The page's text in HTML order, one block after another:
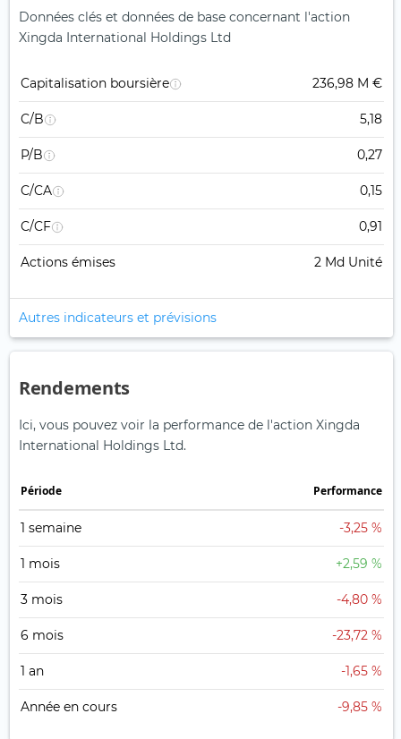
Données clés et données de base concernant l'action
Xingda International Holdings Ltd
Capitalisation boursière 236,98 M €
C/B 5,18
P/B 0,27
C/CA 0,15
C/CF 0,91
Actions émises 2 Md Unité
Autres indicateurs et prévisions
Rendements
Ici, vous pouvez voir la performance de l'action Xingda
International Holdings Ltd.
Période Performance
1 semaine -3,25 %
1 mois +2,59 %
3 mois -4,80 %
6 mois -23,72 %
1 an -1,65 %
Année en cours -9,85 %